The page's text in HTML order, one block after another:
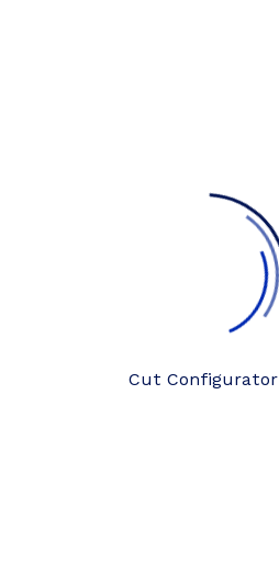
Cut Configurator